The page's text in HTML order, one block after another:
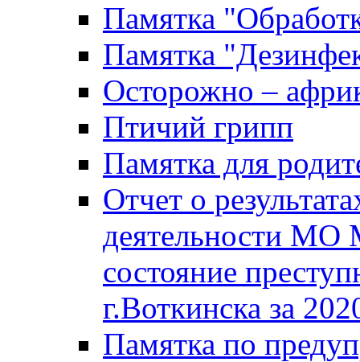
Памятка
Памятка
Осторожно –
Птичий грипп
Памятка для
Отчет о
деятельности МО
состояние
г.Воткинска за
Памятка по